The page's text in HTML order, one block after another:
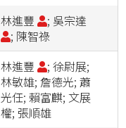
林進豐
; 吳宗達
; 陳智祿
林進豐
; 徐尉展;
林敏雄; 詹德光; 蕭
光任; 賴富麒; 文展
權; 張順雄